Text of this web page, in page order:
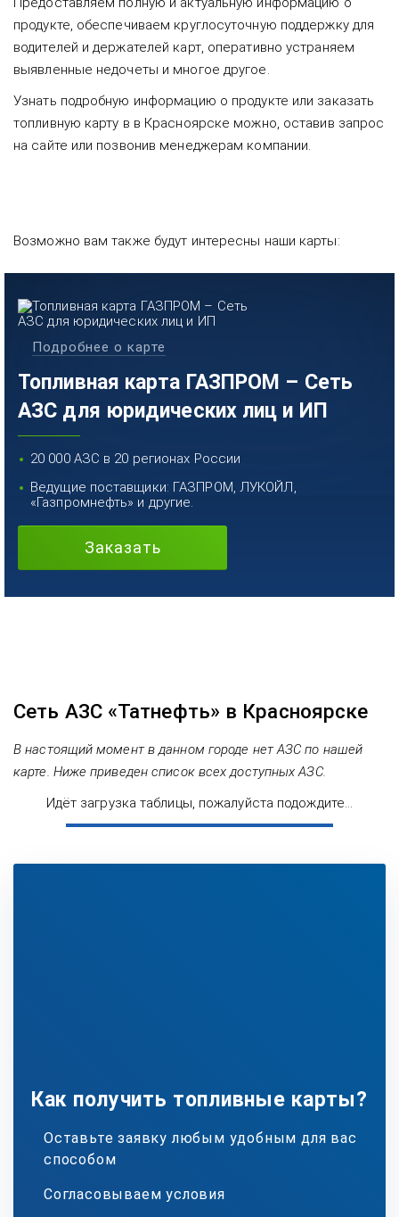
продукте, обеспечиваем круглосуточную поддержку для
водителей и держателей карт, оперативно устраняем
выявленные недочеты и многое другое.
Узнать подробную информацию о продукте или заказать
топливную карту в в Красноярске можно, оставив запрос
на сайте или позвонив менеджерам компании.
Возможно вам также будут интересны наши карты:
Топливная карта ГАЗПРОМ – Сеть
АЗС для юридических лиц и ИП
20 000 АЗС в 20 регионах России
Ведущие поставщики: ГАЗПРОМ, ЛУКОЙЛ,
«Газпромнефть» и другие.
Заказать
Подробнее о карте
Сеть АЗС «Татнефть» в Красноярске
В настоящий момент в данном городе нет АЗС по нашей
карте. Ниже приведен список всех доступных АЗС.
Идёт загрузка таблицы, пожалуйста подождите...
Как получить топливные карты?
Оставьте заявку любым удобным для вас
способом
Согласовываем условия